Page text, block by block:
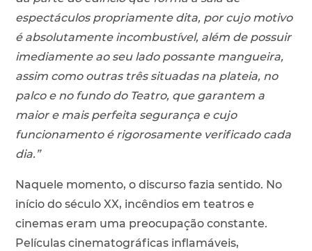
espectáculos propriamente dita, por cujo motivo
é absolutamente incombustível, além de possuir
imediamente ao seu lado possante mangueira,
assim como outras três situadas na plateia, no
palco e no fundo do Teatro, que garantem a
maior e mais perfeita segurança e cujo
funcionamento é rigorosamente verificado cada
dia.”
Naquele momento, o discurso fazia sentido. No
início do século XX, incêndios em teatros e
cinemas eram uma preocupação constante.
Películas cinematográficas inflamáveis,